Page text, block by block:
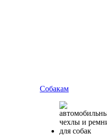
Собакам